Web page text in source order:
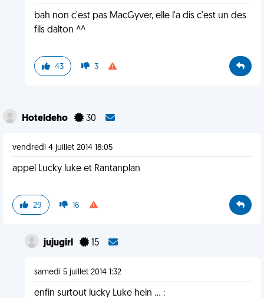
bah non c'est pas MacGyver, elle l'a dis c'est un des
fils dalton ^^
43 3
Hoteldeho 30
vendredi 4 juillet 2014 18:05
appel Lucky luke et Rantanplan
29 16
jujugirl 15
samedi 5 juillet 2014 1:32
enfin surtout lucky Luke hein ... :